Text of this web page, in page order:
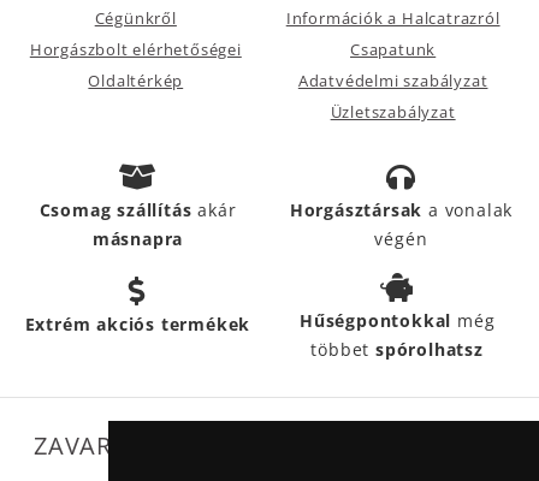
Cégünkről
Horgászbolt elérhetőségei
Oldaltérkép
Információk a Halcatrazról
Csapatunk
Adatvédelmi szabályzat
Üzletszabályzat
Csomag szállításakár
másnapra
Horgásztársak a vonalak
végén
Extrém akciós termékek Hűségpontokkal még
többetspórolhatsz
ZAVARTALAN MŰKÖDÉSÜNKET SEGÍTIK